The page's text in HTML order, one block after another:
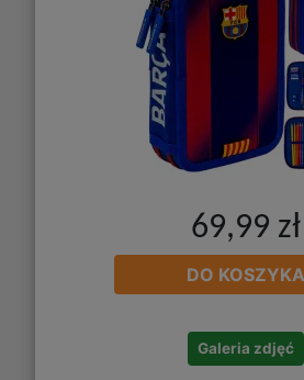
69,99 zł
DO KOSZYKA
Galeria zdjęć